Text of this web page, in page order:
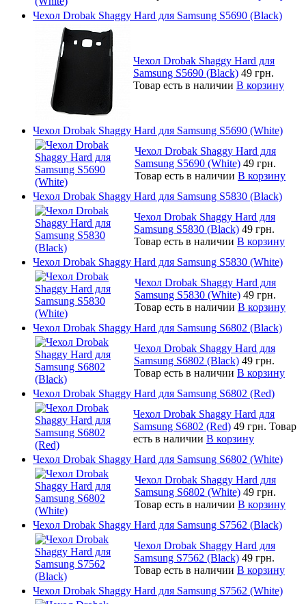
Чехол Drobak Shaggy Hard для Samsung S5690 (Black)
Чехол Drobak Shaggy Hard для
Samsung S5690 (Black) 49 грн.
Товар есть в наличии В корзину
Чехол Drobak Shaggy Hard для Samsung S5690 (White)
Чехол Drobak Shaggy Hard для
Samsung S5690 (White) 49 грн.
Товар есть в наличии В корзину
Чехол Drobak Shaggy Hard для Samsung S5830 (Black)
Чехол Drobak Shaggy Hard для
Samsung S5830 (Black) 49 грн.
Товар есть в наличии В корзину
Чехол Drobak Shaggy Hard для Samsung S5830 (White)
Чехол Drobak Shaggy Hard для
Samsung S5830 (White) 49 грн.
Товар есть в наличии В корзину
Чехол Drobak Shaggy Hard для Samsung S6802 (Black)
Чехол Drobak Shaggy Hard для
Samsung S6802 (Black) 49 грн.
Товар есть в наличии В корзину
Чехол Drobak Shaggy Hard для Samsung S6802 (Red)
Чехол Drobak Shaggy Hard для
Samsung S6802 (Red) 49 грн. Товар
есть в наличии В корзину
Чехол Drobak Shaggy Hard для Samsung S6802 (White)
Чехол Drobak Shaggy Hard для
Samsung S6802 (White) 49 грн.
Товар есть в наличии В корзину
Чехол Drobak Shaggy Hard для Samsung S7562 (Black)
Чехол Drobak Shaggy Hard для
Samsung S7562 (Black) 49 грн.
Товар есть в наличии В корзину
Чехол Drobak Shaggy Hard для Samsung S7562 (White)